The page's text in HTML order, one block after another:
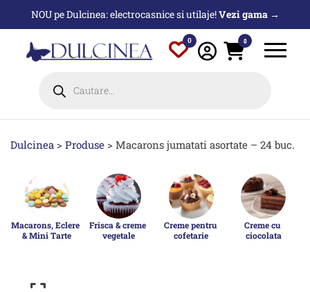
conținut
NOU pe Dulcinea: electrocasnice si utilaje!Vezi gama →
0 0
search
Dulcinea > Produse > Macarons jumatati asortate – 24 buc.
Macarons, Eclere
& Mini Tarte
Frisca & creme
vegetale
Creme pentru
cofetarie
Creme cu
ciocolata